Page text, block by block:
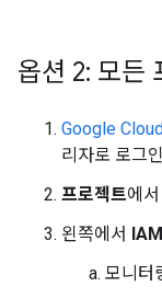
옵션 2: 모든
Google
리자로 로그
프로젝트에
왼쪽에서
모니터